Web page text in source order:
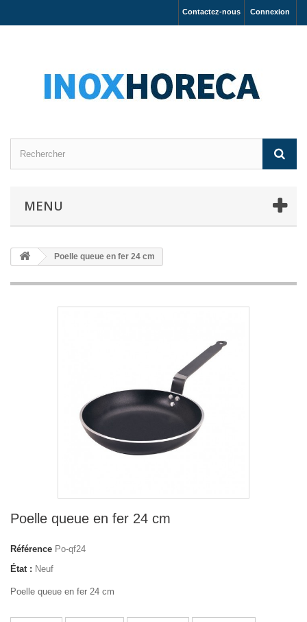
Connexion
Contactez-nous
MENU
Poelle queue en fer 24 cm
Poelle queue en fer 24 cm
Référence Po-qf24
État : Neuf
Poelle queue en fer 24 cm